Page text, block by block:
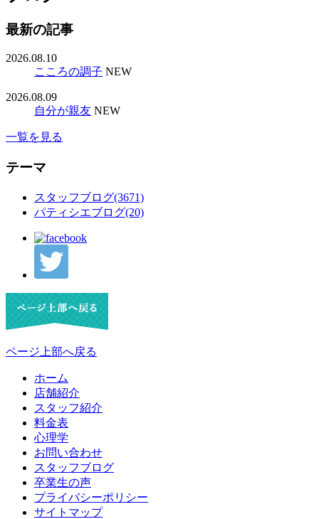
最新の記事
2026.08.10
こころの調子 NEW
2026.08.09
自分が親友 NEW
一覧を見る
テーマ
スタッフブログ(3671)
パティシエブログ(20)
ページ上部へ戻る
ホーム
店舗紹介
スタッフ紹介
料金表
心理学
お問い合わせ
スタッフブログ
卒業生の声
プライバシーポリシー
サイトマップ